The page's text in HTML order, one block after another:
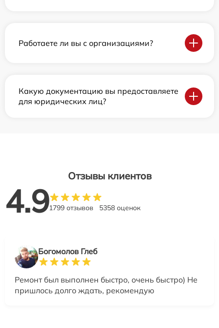
Работаете ли вы с организациями?
Какую документацию вы предоставляете
для юридических лиц?
Отзывы клиентов
4.91799 отзывов 5358 оценок
Богомолов Глеб
Ремонт был выполнен быстро, очень быстро) Не
пришлось долго ждать, рекомендую